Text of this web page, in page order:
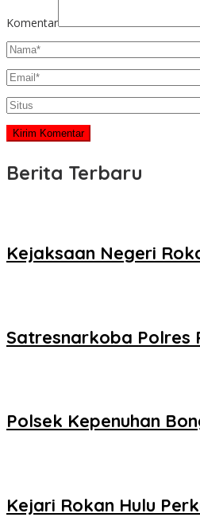
Komentar
Berita Terbaru
Kejaksaan Negeri
Satresnarkoba Polres
Polsek Kepenuhan
Kejari Rokan Hulu